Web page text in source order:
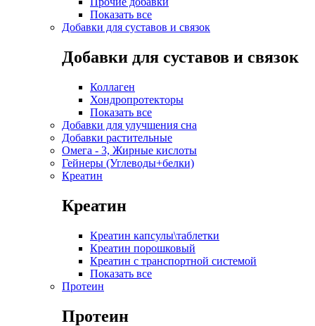
Показать все
Добавки для суставов и связок
Добавки для суставов и связок
Коллаген
Хондропротекторы
Показать все
Добавки для улучшения сна
Добавки растительные
Омега - 3, Жирные кислоты
Гейнеры (Углеводы+белки)
Креатин
Креатин
Креатин капсулы\таблетки
Креатин порошковый
Креатин с транспортной системой
Показать все
Протеин
Протеин